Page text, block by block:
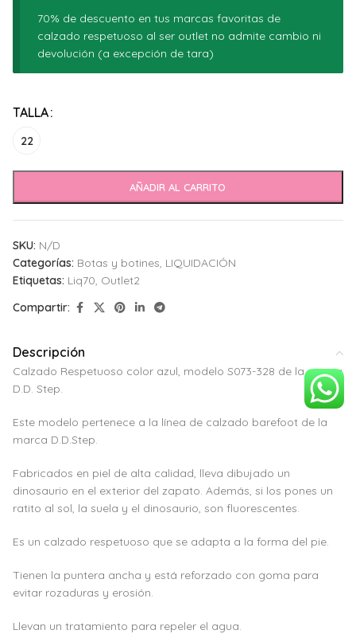
70% de descuento en tus marcas favoritas de
calzado respetuoso al ser outlet no admite cambio ni
devolución (a excepción de tara)
TALLA
22
AÑADIR AL CARRITO
Alternative:
SKU: N/D
Categorías: Botas y botines, LIQUIDACIÓN
Etiquetas: Liq70, Outlet2
Compartir:
Descripción
Calzado Respetuoso color azul, modelo S073-328 de la marca
D.D. Step.
Este modelo pertenece a la línea de calzado barefoot de la
marca D.D.Step.
Fabricados en piel de alta calidad, lleva dibujado un
dinosaurio en el exterior del zapato. Además, si los pones un
ratito al sol, la suela y el dinosaurio, son fluorescentes.
Es un calzado respetuoso que se adapta a la forma del pie.
Tienen la puntera ancha y está reforzado con goma para
evitar rozaduras y erosión.
Llevan un tratamiento para repeler el agua.